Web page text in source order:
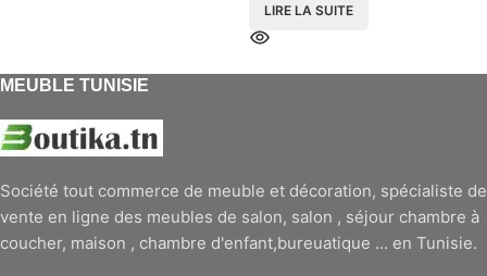
LIRE LA SUITE
MEUBLE TUNISIE
Société tout commerce de meuble et décoration, spécialiste de
vente en ligne des meubles de salon, salon , séjour chambre à
coucher, maison , chambre d'enfant,bureuatique ... en Tunisie.